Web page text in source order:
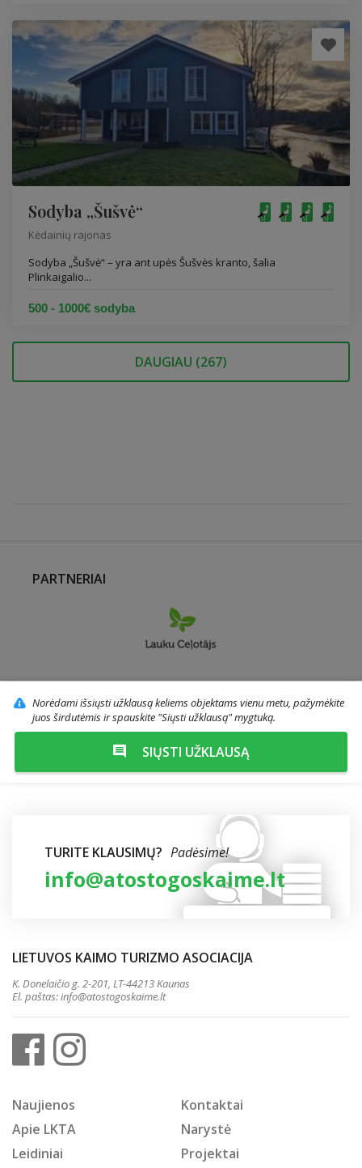
Sodyba „Šušvė“
Kėdainių rajonas
Sodyba „Šušvė“ – yra ant upės Šušvės kranto, šalia
Plinkaigalio...
500 - 1000€ sodyba
DAUGIAU (267)
PARTNERIAI
Norėdami išsiųsti užklausą keliems objektams vienu metu, pažymėkite
juos širdutėmis ir spauskite "Siųsti užklausą" mygtuką.
SIŲSTI UŽKLAUSĄ
TURITE KLAUSIMŲ? Padėsime!
info@atostogoskaime.lt
LIETUVOS KAIMO TURIZMO ASOCIACIJA
K. Donelaičio g. 2-201, LT-44213 Kaunas
El. paštas:info@atostogoskaime.lt
Naujienos
Kontaktai
Apie LKTA
Narystė
Leidiniai
Projektai